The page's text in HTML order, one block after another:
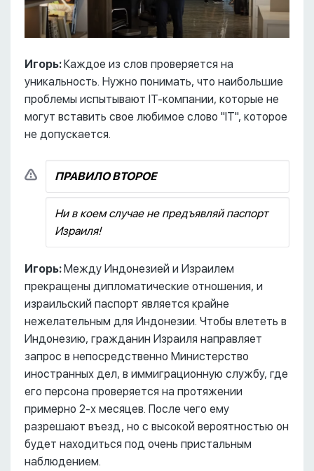
Игорь:Каждое из слов проверяется на
уникальность. Нужно понимать, что наибольшие
проблемы испытывают IT-компании, которые не
могут вставить свое любимое слово "IT", которое
не допускается.
ПРАВИЛО ВТОРОЕ
Ни в коем случае не предъявляй паспорт
Израиля!
Игорь:Между Индонезией и Израилем
прекращены дипломатические отношения, и
израильский паспорт является крайне
нежелательным для Индонезии. Чтобы влететь в
Индонезию, гражданин Израиля направляет
запрос в непосредственно Министерство
иностранных дел, в иммиграционную службу, где
его персона проверяется на протяжении
примерно 2-х месяцев. После чего ему
разрешают въезд, но с высокой вероятностью он
будет находиться под очень пристальным
наблюдением.